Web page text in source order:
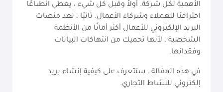
الأهمية لكل شركة. أولاً وقبل كل شيء ، يعطي انطباعًا
احترافيًا للعملاء وشركاء الأعمال. ثانيًا ، تعد منصات
البريد الإلكتروني للأعمال أكثر أمانًا من الأنظمة
الشخصية ، لأنها تحميك من انتهاكات البيانات
وفقدانها.
في هذه المقالة ، ستتعرف على كيفية إنشاء بريد
إلكتروني للنشاط التجاري.